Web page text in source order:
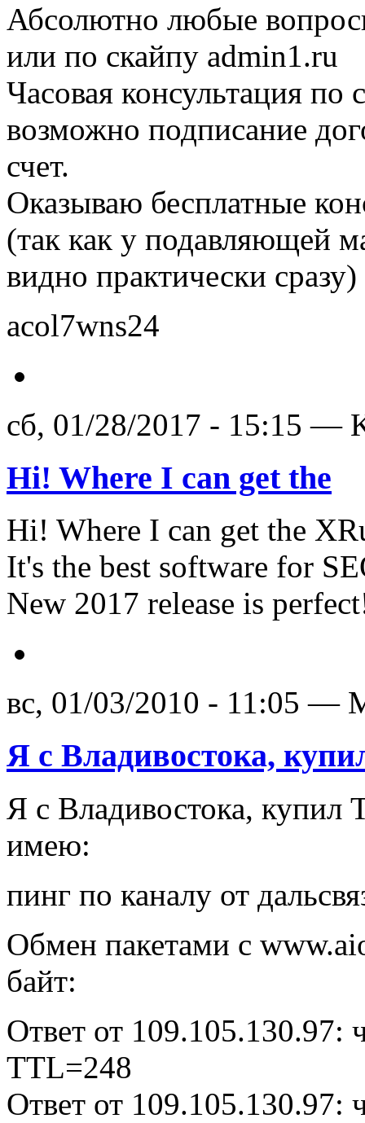
Абсолютно любые
или по скайпу admin1.ru
Часовая консультация по
возможно подписание
счет.
Оказываю бесплатные
(так как у подавляющей
видно практически сразу)
acol7wns24
сб, 01/28/2017 - 15:15 —
Hi! Where I can get the
Hi! Where I can get the
It's the best software for
New 2017 release is
вс, 01/03/2010 - 11:05 —
Я с Владивостока,
Я с Владивостока,
имею:
пинг по каналу от
Обмен пакетами с
байт:
Ответ от 109.105.130.97:
TTL=248
Ответ от 109.105.130.97: